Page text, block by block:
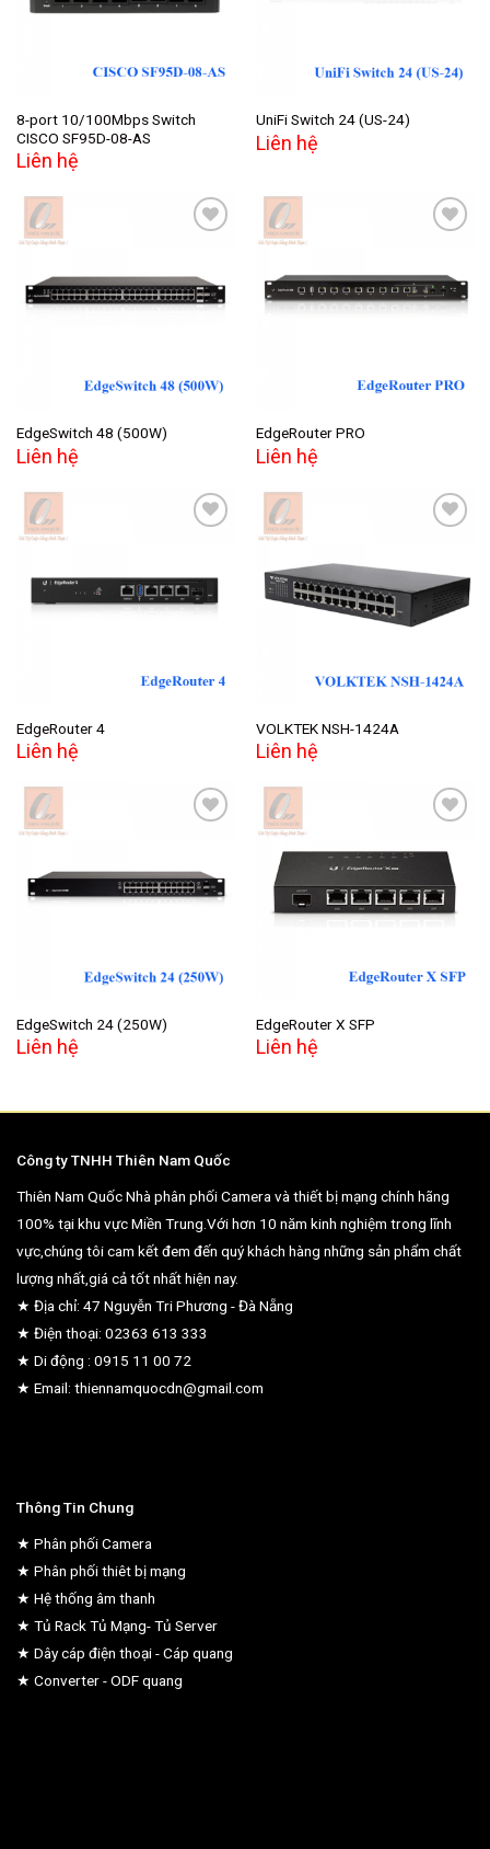
8-port 10/100Mbps Switch
CISCO SF95D-08-AS
Liên hệ
UniFi Switch 24 (US-24)
Liên hệ
Add to
wishlist
EdgeSwitch 48 (500W)
Liên hệ
Add to
wishlist
EdgeRouter PRO
Liên hệ
Add to
wishlist
EdgeRouter 4
Liên hệ
Add to
wishlist
VOLKTEK NSH-1424A
Liên hệ
Add to
wishlist
EdgeSwitch 24 (250W)
Liên hệ
Add to
wishlist
EdgeRouter X SFP
Liên hệ
Công ty TNHH Thiên Nam Quốc
Thiên Nam Quốc Nhà phân phối Camera và thiết bị mạng chính hãng
100% tại khu vực Miền Trung.Với hơn 10 năm kinh nghiệm trong lĩnh
vực,chúng tôi cam kết đem đến quý khách hàng những sản phẩm chất
lượng nhất,giá cả tốt nhất hiện nay.
★ Địa chỉ: 47 Nguyễn Tri Phương - Đà Nẵng
★ Điện thoại: 02363 613 333
★ Di động : 0915 11 00 72
★ Email: thiennamquocdn@gmail.com
Thông Tin Chung
★ Phân phối Camera
★ Phân phối thiêt bị mạng
★ Hệ thống âm thanh
★ Tủ Rack Tủ Mạng- Tủ Server
★ Dây cáp điện thoại - Cáp quang
★ Converter - ODF quang